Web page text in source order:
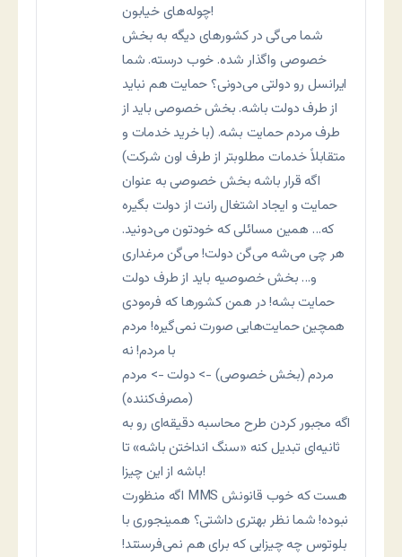
چوله‌های خیابون!
شما می‌گی در کشورهای دیگه به بخش
خصوصی واگذار شده. خوب درسته. شما
ایرانسل رو دولتی می‌دونی؟ حمایت هم نباید
از طرف دولت باشه. بخش خصوصی باید از
طرف مردم حمایت بشه. (با خرید خدمات و
متقابلاً خدمات مطلوبتر از طرف اون شرکت)
اگه قرار باشه بخش خصوصی به عنوان
حمایت و ایجاد اشتغال رانت از دولت بگیره
که… همین مسائلی که خودتون می‌دونید.
هر چی می‌شه می‌گن دولت! می‌گن مرغداری
و… بخش خصوصیه باید از طرف دولت
حمایت بشه! در همن کشورها که فرمودی
همچین حمایت‌هایی صورت نمی‌گیره! مردم
با مردم! نه
مردم (بخش خصوصی) -> دولت -> مردم
(مصرف‌کننده)
اگه مجبور کردن طرح محاسبه دقیقه‌ای رو به
ثانیه‌ای تبدیل کنه «سنگ انداختن باشه» تا
باشه از این چیزا!
اگه منظورت MMS هست که خوب قانونش
نبوده! شما نظر بهتری داشتی؟ همینجوری با
بلوتوس چه چیزایی که برای هم نمی‌فرستند!